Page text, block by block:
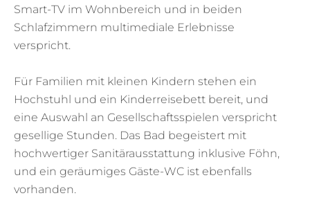
Smart-TV im Wohnbereich und in beiden
Schlafzimmern multimediale Erlebnisse
verspricht.
Für Familien mit kleinen Kindern stehen ein
Hochstuhl und ein Kinderreisebett bereit, und
eine Auswahl an Gesellschaftsspielen verspricht
gesellige Stunden. Das Bad begeistert mit
hochwertiger Sanitärausstattung inklusive Föhn,
und ein geräumiges Gäste-WC ist ebenfalls
vorhanden.